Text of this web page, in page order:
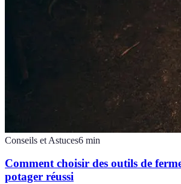
Conseils et Astuces6 min
Comment choisir des outils de
potager réussi